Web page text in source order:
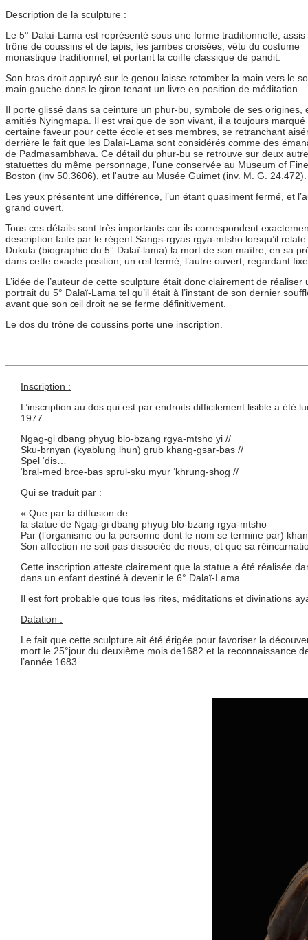
Description de la sculpture :
Le 5° Dalaï-Lama est représenté sous une forme traditionnelle, assis
trône de coussins et de tapis, les jambes croisées, vêtu du costume
monastique traditionnel, et portant la coiffe classique de pandit.
Son bras droit appuyé sur le genou laisse retomber la main vers le
main gauche dans le giron tenant un livre en position de méditation.
Il porte glissé dans sa ceinture un phur-bu, symbole de ses origines,
amitiés Nyingmapa. Il est vrai que de son vivant, il a toujours marqué
certaine faveur pour cette école et ses membres, se retranchant
derrière le fait que les Dalaï-Lama sont considérés comme des
de Padmasambhava. Ce détail du phur-bu se retrouve sur deux
statuettes du même personnage, l'une conservée au Museum of
Boston (inv 50.3606), et l'autre au Musée Guimet (inv. M. G. 24.472).
Les yeux présentent une différence, l’un étant quasiment fermé, et
grand ouvert.
Tous ces détails sont très importants car ils correspondent
description faite par le régent Sangs-rgyas rgya-mtsho lorsqu’il
Dukula (biographie du 5° Dalaï-lama) la mort de son maître, en sa
dans cette exacte position, un œil fermé, l’autre ouvert, regardant
L’idée de l’auteur de cette sculpture était donc clairement de réaliser
portrait du 5° Dalaï-Lama tel qu’il était à l’instant de son dernier
avant que son œil droit ne se ferme définitivement.
Le dos du trône de coussins porte une inscription.
Inscription :
L’inscription au dos qui est par endroits difficilement lisible a été
1977.
Ngag-gi dbang phyug blo-bzang rgya-mtsho yi //
Sku-brnyan (kyablung lhun) grub khang-gsar-bas //
Spel ‘dis…
‘bral-med brce-bas sprul-sku myur ‘khrung-shog //
Qui se traduit par :
« Que par la diffusion de
la statue de Ngag-gi dbang phyug blo-bzang rgya-mtsho
Par (l’organisme ou la personne dont le nom se termine par)
Son affection ne soit pas dissociée de nous, et que sa
Cette inscription atteste clairement que la statue a été réalisée
dans un enfant destiné à devenir le 6° Dalaï-Lama.
Il est fort probable que tous les rites, méditations et divinations
Datation :
Le fait que cette sculpture ait été érigée pour favoriser la
mort le 25°jour du deuxième mois de1682 et la reconnaissance
l’année 1683.